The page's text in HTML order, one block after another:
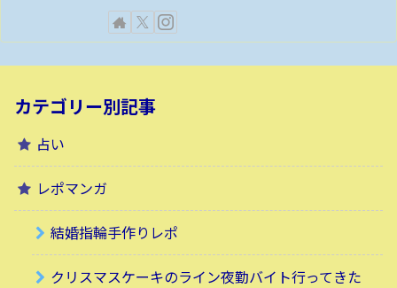
カテゴリー別記事
占い
レポマンガ
結婚指輪手作りレポ
クリスマスケーキのライン夜勤バイト行ってきた